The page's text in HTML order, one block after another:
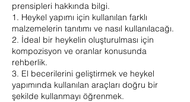
prensipleri hakkında bilgi.
1. Heykel yapımı için kullanılan farklı
malzemelerin tanıtımı ve nasıl kullanılacağı.
2. İdeal bir heykelin oluşturulması için
kompozisyon ve oranlar konusunda
rehberlik.
3. El becerilerini geliştirmek ve heykel
yapımında kullanılan araçları doğru bir
şekilde kullanmayı öğrenmek.